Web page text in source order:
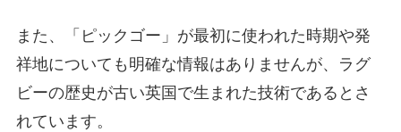
また、「ピックゴー」が最初に使われた時期や発
祥地についても明確な情報はありませんが、ラグ
ビーの歴史が古い英国で生まれた技術であるとさ
れています。